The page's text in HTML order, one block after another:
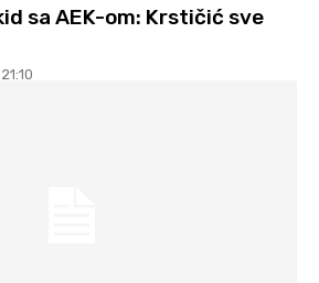
sa AEK-om: Krstičić sve